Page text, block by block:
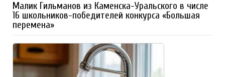
Малик Гильманов из Каменска-Уральского в числе
16 школьников-победителей конкурса «Большая
перемена»